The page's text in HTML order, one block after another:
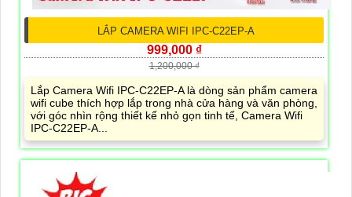
LẮP CAMERA WIFI IPC-C22EP-A
999,000 ₫
1,200,000 ₫
Lắp Camera Wifi IPC-C22EP-A là dòng sản phẩm camera
wifi cube thích hợp lắp trong nhà cửa hàng và văn phòng,
với góc nhìn rộng thiết kế nhỏ gọn tinh tế, Camera Wifi
IPC-C22EP-A...